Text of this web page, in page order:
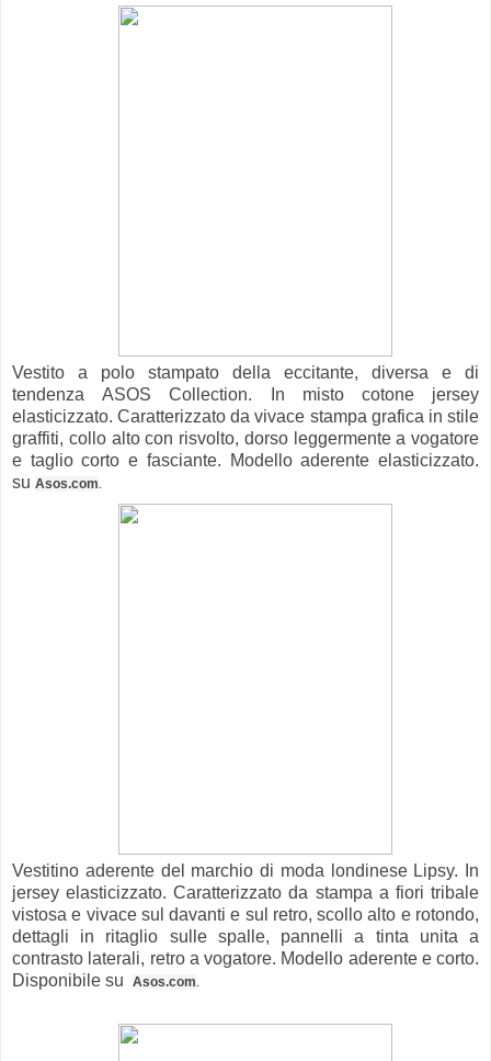
Vestito a polo stampato della eccitante, diversa e di
tendenza ASOS Collection. In misto cotone jersey
elasticizzato. Caratterizzato da vivace stampa grafica in stile
graffiti, collo alto con risvolto, dorso leggermente a vogatore
e taglio corto e fasciante. Modello aderente elasticizzato.
su Asos.com
Vestitino aderente del marchio di moda londinese Lipsy. In
jersey elasticizzato. Caratterizzato da stampa a fiori tribale
vistosa e vivace sul davanti e sul retro, scollo alto e rotondo,
dettagli in ritaglio sulle spalle, pannelli a tinta unita a
contrasto laterali, retro a vogatore. Modello aderente e corto.
Disponibile su
Asos.com